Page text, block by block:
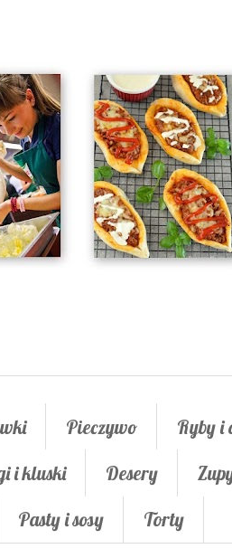
Pieczywo
Ryby i
i kluski Desery
Pasty i sosy Torty